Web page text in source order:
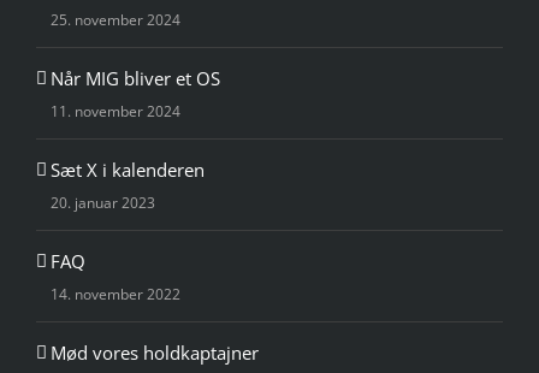
25. november 2024
Når MIG bliver et OS
11. november 2024
Sæt X i kalenderen
20. januar 2023
FAQ
14. november 2022
Mød vores holdkaptajner